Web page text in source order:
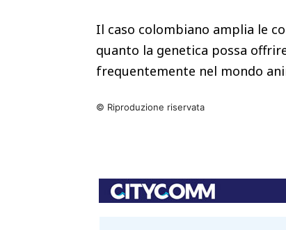
Il caso colombiano amplia le
quanto la genetica possa
frequentemente nel mondo
© Riproduzione riservata